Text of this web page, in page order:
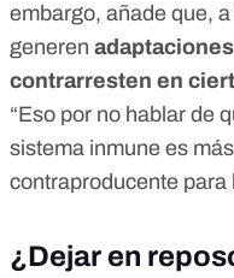
embargo, añade que,
generen
contrarresten en
“Eso por no hablar de
sistema inmune es
contraproducente para
¿Dejar en